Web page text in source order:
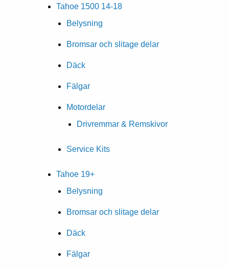
Tahoe 1500 14-18
Belysning
Bromsar och slitage delar
Däck
Fälgar
Motordelar
Drivremmar & Remskivor
Service Kits
Tahoe 19+
Belysning
Bromsar och slitage delar
Däck
Fälgar